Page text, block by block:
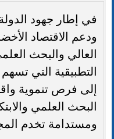
في إطار جهود الدولة
ودعم الاقتصاد
العالي والبحث
التطبيقية التي
إلى فرص تنموية
البحث العلمي
ومستدامة تخدم